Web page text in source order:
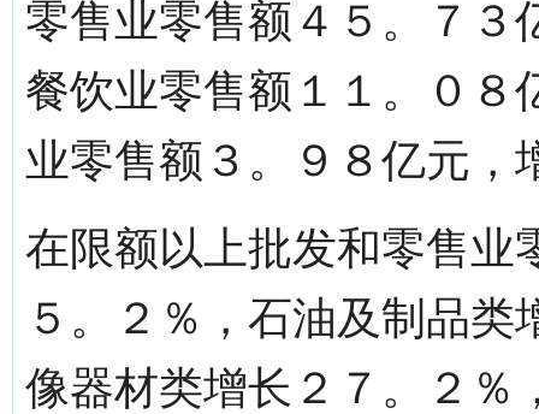
零售业零售额４５。７３
餐饮业零售额１１。０８
业零售额３。９８亿元，
在限额以上批发和零售业
５。２％，石油及制品
像器材类增长２７。２％